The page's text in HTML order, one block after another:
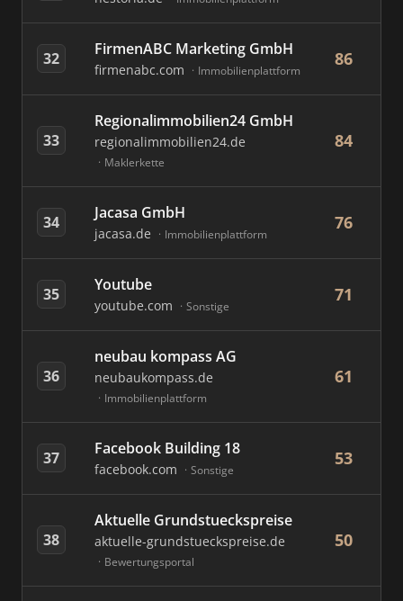
32 FirmenABC Marketing GmbH
firmenabc.com Immobilienplattform
86
33
Regionalimmobilien24 GmbH
regionalimmobilien24.de
Maklerkette
84
34 Jacasa GmbH
jacasa.de Immobilienplattform
76
35 Youtube
youtube.com Sonstige
71
36
neubau kompass AG
neubaukompass.de
Immobilienplattform
61
37 Facebook Building 18
facebook.com Sonstige
53
38
Aktuelle Grundstueckspreise
aktuelle-grundstueckspreise.de
Bewertungsportal
50